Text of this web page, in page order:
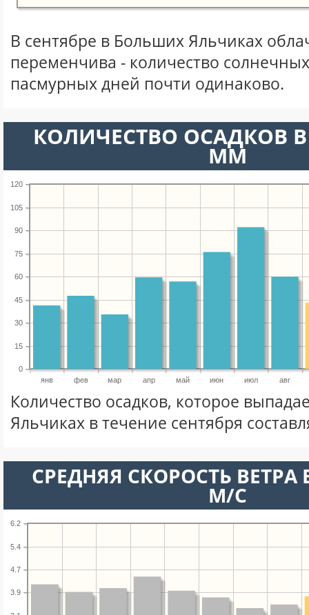
В сентябре в Больших Яльчиках
переменчива - количество
пасмурных дней почти одинаково.
КОЛИЧЕСТВО ОСАДКОВ В
ММ
янв фев мар апр май июн июл авг
0
15
30
45
60
75
90
105
120
Количество осадков, которое
Яльчиках в течение сентября
СРЕДНЯЯ СКОРОСТЬ ВЕТРА
М/С
3.9
4.7
5.4
6.2